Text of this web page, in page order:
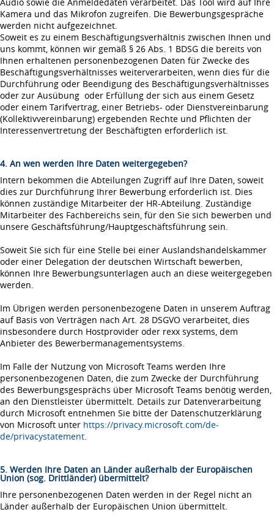
Kamera und das Mikrofon zugreifen. Die Bewerbungsgespräche
werden nicht aufgezeichnet.
Soweit es zu einem Beschäftigungsverhältnis zwischen Ihnen und
uns kommt, können wir gemäß § 26 Abs. 1 BDSG die bereits von
Ihnen erhaltenen personenbezogenen Daten für Zwecke des
Beschäftigungsverhältnisses weiterverarbeiten, wenn dies für die
Durchführung oder Beendigung des Beschäftigungsverhältnisses
oder zur Ausübung oder Erfüllung der sich aus einem Gesetz
oder einem Tarifvertrag, einer Betriebs- oder Dienstvereinbarung
(Kollektivvereinbarung) ergebenden Rechte und Pflichten der
Interessenvertretung der Beschäftigten erforderlich ist.
4. An wen werden Ihre Daten weitergegeben?
Intern bekommen die Abteilungen Zugriff auf Ihre Daten, soweit
dies zur Durchführung Ihrer Bewerbung erforderlich ist. Dies
können zuständige Mitarbeiter der HR-Abteilung. Zuständige
Mitarbeiter des Fachbereichs sein, für den Sie sich bewerben und
unsere Geschäftsführung/Hauptgeschäftsführung sein.
Soweit Sie sich für eine Stelle bei einer Auslandshandelskammer
oder einer Delegation der deutschen Wirtschaft bewerben,
können Ihre Bewerbungsunterlagen auch an diese weitergegeben
werden.
Im Übrigen werden personenbezogene Daten in unserem Auftrag
auf Basis von Verträgen nach Art. 28 DSGVO verarbeitet, dies
insbesondere durch Hostprovider oder rexx systems, dem
Anbieter des Bewerbermanagementsystems.
Im Falle der Nutzung von Microsoft Teams werden Ihre
personenbezogenen Daten, die zum Zwecke der Durchführung
des Bewerbungsgesprächs über Microsoft Teams benötig werden,
an den Dienstleister übermittelt. Details zur Datenverarbeitung
durch Microsoft entnehmen Sie bitte der Datenschutzerklärung
von Microsoft unter https://privacy.microsoft.com/de-
de/privacystatement.
5. Werden Ihre Daten an Länder außerhalb der Europäischen
Union (sog. Drittländer) übermittelt?
Ihre personenbezogenen Daten werden in der Regel nicht an
Länder außerhalb der Europäischen Union übermittelt.